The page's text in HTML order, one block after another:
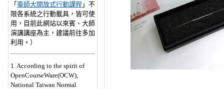
「 臺師大開放式行動課程 」不
限各系統之行動載具，皆可使
用，目前此網站以來賓、大師
演講講座為主，建議前往多加
利用。）
1. According to the spirit of
OpenCourseWare(OCW),
National Taiwan Normal